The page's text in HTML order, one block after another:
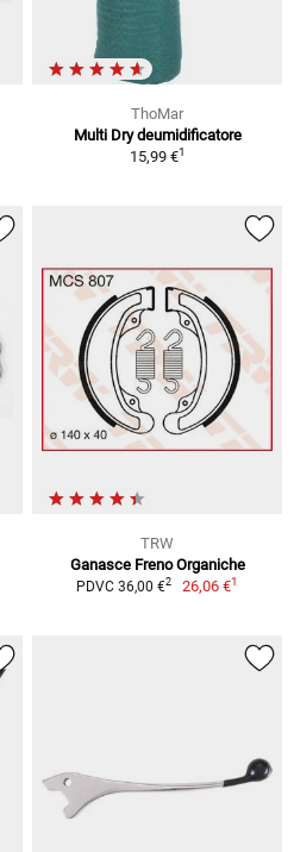
ThoMar
Multi Dry deumidificatore
15,99 €1
TRW
Ganasce Freno Organiche
PDVC 36,00 €2 26,06 €1